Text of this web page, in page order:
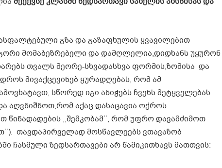
გზა და გაზაფხულის ყვავილებით
მომაბეზრებელი და დამღლელია,დიდხანს უყურონ
თვალს მეორე-სხვადასხვა ფორმის,ზომისა და
მივაქცევინებ ყურადღებას, რომ ამ
სწორედ იგი ანიჭებს ჩვენს მეტყველებას
აღვნიშნოთ,რომ აქაც დასაცავია ოქროს
,,შემკობამ’’, რომ უფრო დავამძიმოთ
თავდაპირველად მოსწავლეებს ვთავაზობ
ჩასმული ზედსართავები არ წამიკითხავს მათთვის: